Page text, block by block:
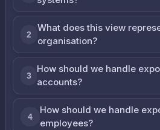
2
What does this view
organisation?
3
How should we handle
accounts?
4
How should we handle
employees?